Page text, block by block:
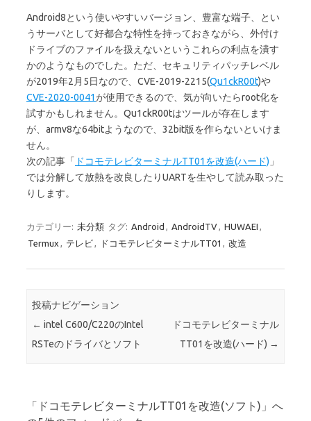
Android8という使いやすいバージョン、豊富な端子、とい
うサーバとして好都合な特性を持っておきながら、外付け
ドライブのファイルを扱えないというこれらの利点を潰す
かのようなものでした。ただ、セキュリティパッチレベル
が2019年2月5日なので、CVE-2019-2215(Qu1ckR00t)や
CVE-2020-0041が使用できるので、気が向いたらroot化を
試すかもしれません。Qu1ckR00tはツールが存在します
が、armv8な64bitようなので、32bit版を作らないといけま
せん。
次の記事「 ドコモテレビターミナルTT01を改造(ハード) 」
では分解して放熱を改良したりUARTを生やして読み取った
りします。
カテゴリー: 未分類 タグ: Android , AndroidTV, HUWAEI ,
Termux , テレビ, ドコモテレビターミナルTT01 , 改造
投稿ナビゲーション
← intel C600/C220のIntel
RSTeのドライバとソフト
ドコモテレビターミナル
TT01を改造(ハード) →
「 ドコモテレビターミナルTT01を改造(ソフト) 」へ